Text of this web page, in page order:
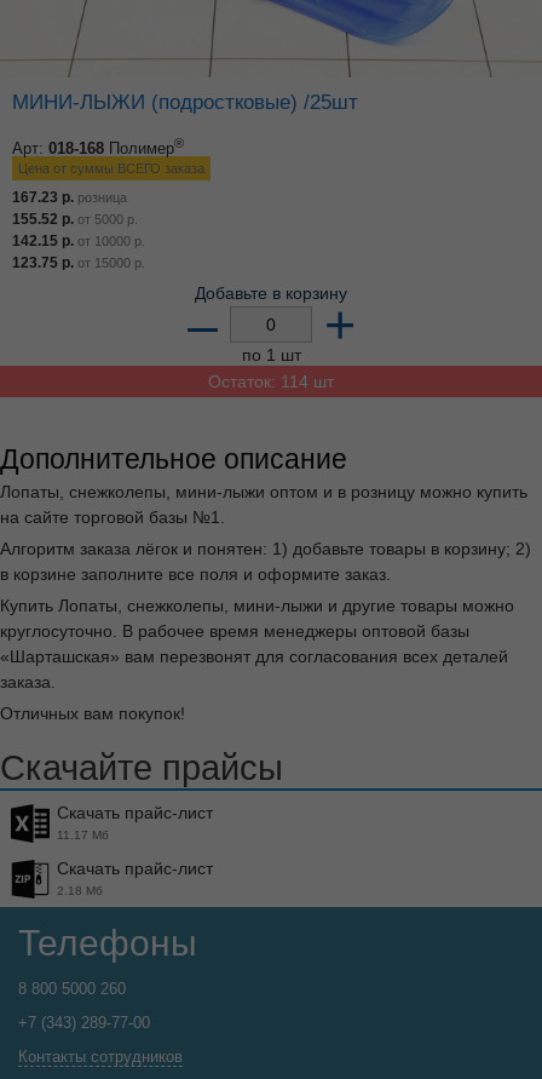
МИНИ-ЛЫЖИ (подростковые) /25шт
Арт: 018-168 Полимер®
Цена от суммы ВСЕГО заказа
167.23 р. розница
155.52 р. от 5000 р.
142.15 р. от 10000 р.
123.75 р. от 15000 р.
Добавьте в корзину
– +
по 1 шт
Остаток: 114 шт
Дополнительное описание
Лопаты, снежколепы, мини-лыжи оптом и в розницу можно купить
на сайте торговой базы №1.
Алгоритм заказа лёгок и понятен: 1) добавьте товары в корзину; 2)
в корзине заполните все поля и оформите заказ.
Купить Лопаты, снежколепы, мини-лыжи и другие товары можно
круглосуточно. В рабочее время менеджеры оптовой базы
«Шарташская» вам перезвонят для согласования всех деталей
заказа.
Отличных вам покупок!
Скачайте прайсы
Скачать прайс-лист
11.17 Мб
Скачать прайс-лист
2.18 Мб
Телефоны
8 800 5000 260
+7 (343) 289-77-00
Контакты сотрудников